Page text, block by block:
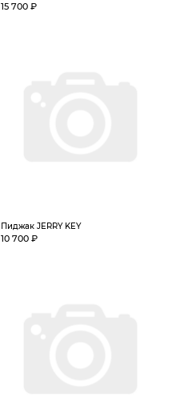
15 700 ₽
Пиджак JERRY KEY
10 700 ₽